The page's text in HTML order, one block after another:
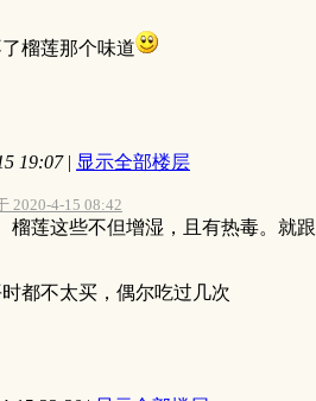
榴莲那个味道
19:07 | 显示全部楼层
2020-4-15 08:42
榴莲这些不但增湿，且有热毒。就
都不太买，偶尔吃过几次